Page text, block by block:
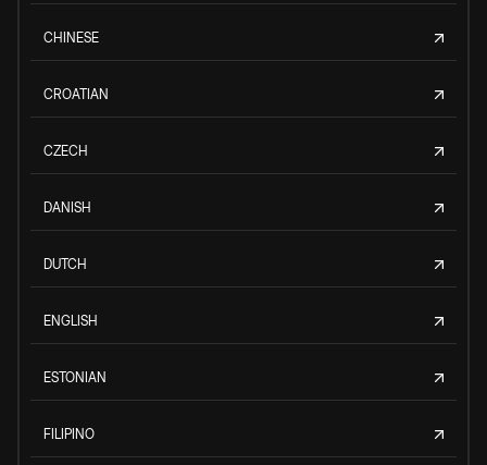
CHINESE
CROATIAN
CZECH
DANISH
DUTCH
ENGLISH
ESTONIAN
FILIPINO